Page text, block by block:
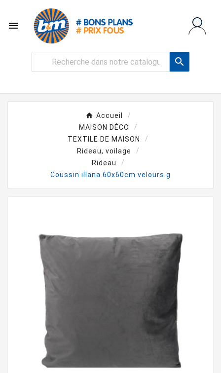


Accueil
MAISON DÉCO
TEXTILE DE MAISON
Rideau, voilage
Rideau
Coussin illana 60x60cm velours g